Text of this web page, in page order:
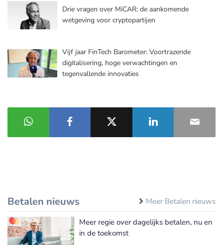
Drie vragen over MiCAR: de aankomende
wetgeving voor cryptopartijen
Vijf jaar FinTech Barometer: Voortrazende
digitalisering, hoge verwachtingen en
tegenvallende innovaties
Betalen nieuws Meer Betalen nieuws
Meer regie over dagelijks betalen, nu en
in de toekomst